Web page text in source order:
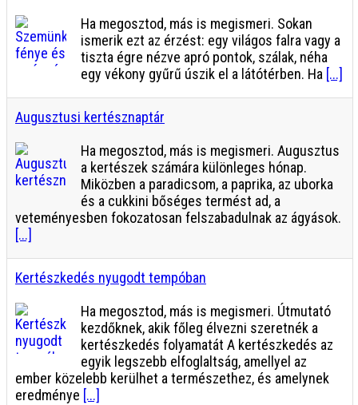
Ha megosztod, más is megismeri. Sokan
ismerik ezt az érzést: egy világos falra vagy a
tiszta égre nézve apró pontok, szálak, néha
egy vékony gyűrű úszik el a látótérben. Ha [...]
Augusztusi kertésznaptár
Ha megosztod, más is megismeri. Augusztus
a kertészek számára különleges hónap.
Miközben a paradicsom, a paprika, az uborka
és a cukkini bőséges termést ad, a
veteményesben fokozatosan felszabadulnak az ágyások.
[...]
Kertészkedés nyugodt tempóban
Ha megosztod, más is megismeri. Útmutató
kezdőknek, akik főleg élvezni szeretnék a
kertészkedés folyamatát A kertészkedés az
egyik legszebb elfoglaltság, amellyel az
ember közelebb kerülhet a természethez, és amelynek
eredménye [...]